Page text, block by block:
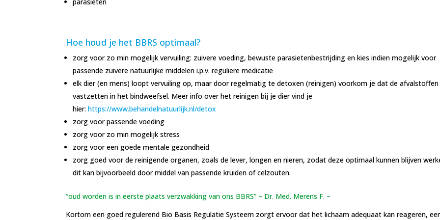
Hoe houd je het BBRS optimaal?
zorg voor zo min mogelijk vervuiling: zuivere voeding, bewuste parasietenbestrijding en kies indien mogelijk voor
passende zuivere natuurlijke middelen i.p.v. reguliere medicatie
elk dier (en mens) loopt vervuiling op, maar door regelmatig te detoxen (reinigen) voorkom je dat de
vastzetten in het bindweefsel. Meer info over het reinigen bij je dier vind je
hier:https://www.behandelnatuurlijk.nl/detox
zorg voor passende voeding
zorg voor zo min mogelijk stress
zorg voor een goede mentale gezondheid
zorg goed voor de reinigende organen, zoals de lever, longen en nieren, zodat deze optimaal kunnen blijven
dit kan bijvoorbeeld door middel van passende kruiden of celzouten.
“oud worden is in eerste plaats verzwakking van ons BBRS” – Dr. Med. Merens F. –
Kortom een goed regulerend Bio Basis Regulatie Systeem zorgt ervoor dat het lichaam adequaat kan reageren,